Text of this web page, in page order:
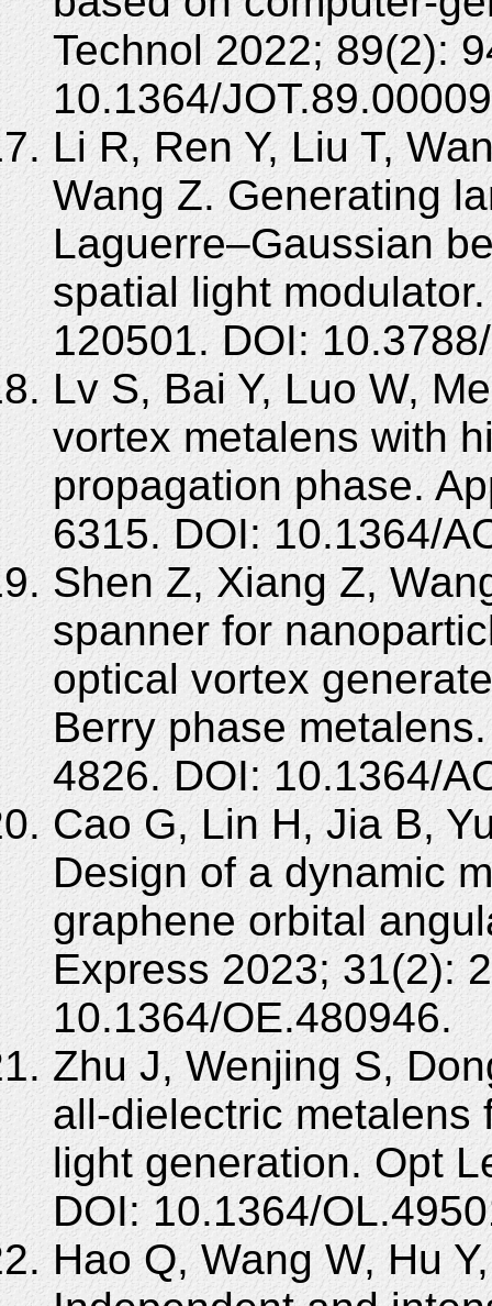
Technol 2022; 89(2):
10.1364/
Li R, Ren Y, Liu T,
Wang Z. Generating
Laguerre–Gaussian
spatial light
120501. DOI:
Lv S, Bai Y, Luo W,
vortex metalens with
propagation phase.
6315. DOI: 10.1364/
Shen Z, Xiang Z,
spanner for
optical vortex
Berry phase
4826. DOI: 10.1364/
Cao G, Lin H, Jia B,
Design of a dynamic
graphene orbital
Express 2023; 31(2):
10.1364/OE.480946.
Zhu J, Wenjing S,
all-dielectric metalens
light generation. Opt
DOI: 10.1364/
Hao Q, Wang W, Hu